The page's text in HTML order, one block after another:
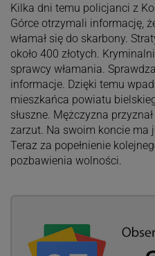
Kilka dni temu policjanci z
Górce otrzymali informację,
włamał się do skarbony.
około 400 złotych.
sprawcy włamania.
informacje. Dzięki temu
mieszkańca powiatu
słuszne. Mężczyzna
zarzut. Na swoim koncie ma
Teraz za popełnienie
pozbawienia wolności.